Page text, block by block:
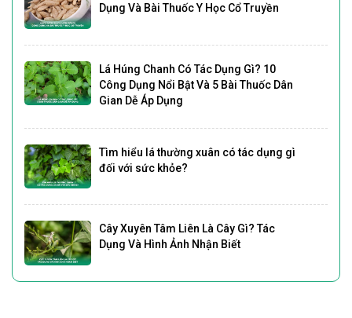
Dụng Và Bài Thuốc Y Học Cổ Truyền
Lá Húng Chanh Có Tác Dụng Gì? 10
Công Dụng Nổi Bật Và 5 Bài Thuốc Dân
Gian Dễ Áp Dụng
Tìm hiểu lá thường xuân có tác dụng gì
đối với sức khỏe?
Cây Xuyên Tâm Liên Là Cây Gì? Tác
Dụng Và Hình Ảnh Nhận Biết